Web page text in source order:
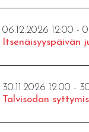
06.12.2026 12:00 -
30.11.2026 12:00 -
Talvisodan